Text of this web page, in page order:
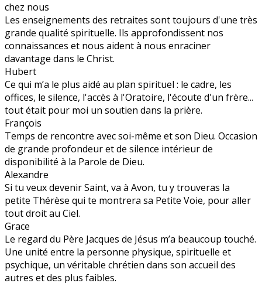
chez nous
Les enseignements des retraites sont toujours d'une très
grande qualité spirituelle. Ils approfondissent nos
connaissances et nous aident à nous enraciner
davantage dans le Christ.
Hubert
Ce qui m’a le plus aidé au plan spirituel : le cadre, les
offices, le silence, l'accès à l'Oratoire, l'écoute d'un frère...
tout était pour moi un soutien dans la prière.
François
Temps de rencontre avec soi-même et son Dieu. Occasion
de grande profondeur et de silence intérieur de
disponibilité à la Parole de Dieu.
Alexandre
Si tu veux devenir Saint, va à Avon, tu y trouveras la
petite Thérèse qui te montrera sa Petite Voie, pour aller
tout droit au Ciel.
Grace
Le regard du Père Jacques de Jésus m’a beaucoup touché.
Une unité entre la personne physique, spirituelle et
psychique, un véritable chrétien dans son accueil des
autres et des plus faibles.